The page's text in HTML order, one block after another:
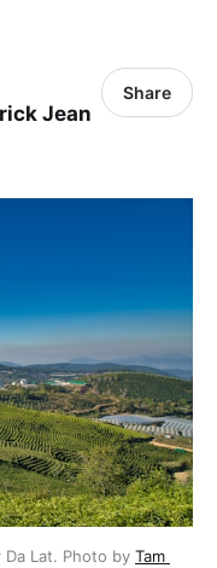
Jean
Share
Lat. Photo by Tam